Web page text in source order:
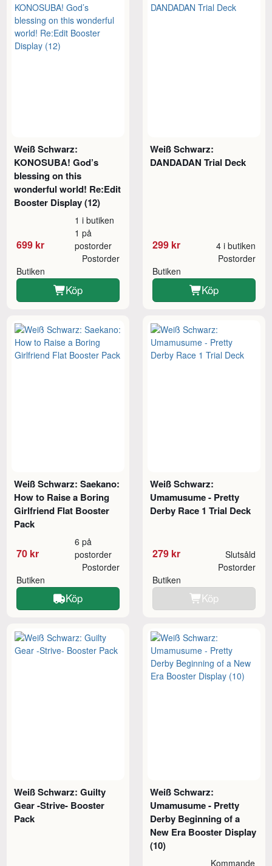
Weiß Schwarz:
KONOSUBA! God’s
blessing on this
wonderful world! Re:Edit
Booster Display (12)
699 kr
1 i butiken
1 på
postorder
Butiken
Postorder
Köp
Weiß Schwarz:
DANDADAN Trial Deck
299 kr 4 i butiken
Butiken
Postorder
Köp
Weiß Schwarz: Saekano:
How to Raise a Boring
Girlfriend Flat Booster
Pack
70 kr
6 på
postorder
Butiken
Postorder
Köp
Weiß Schwarz:
Umamusume - Pretty
Derby Race 1 Trial Deck
279 kr Slutsåld
Butiken
Postorder
Köp
Weiß Schwarz: Guilty
Gear -Strive- Booster
Pack
Weiß Schwarz:
Umamusume - Pretty
Derby Beginning of a
New Era Booster Display
(10)
Kommande